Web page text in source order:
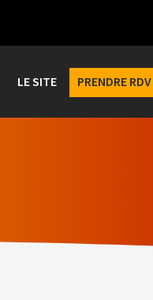
LE SITE PRENDRE RDV